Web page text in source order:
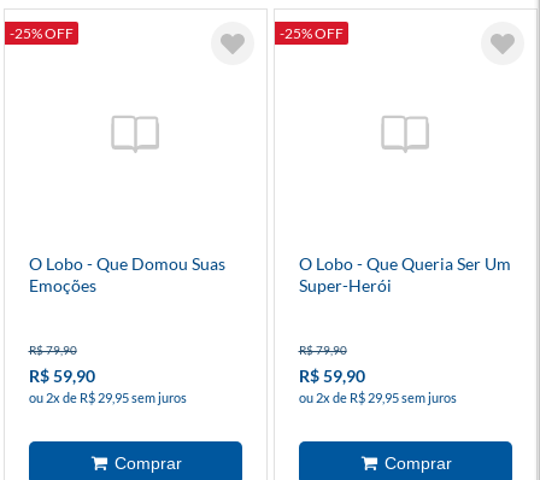
-25% OFF
O Lobo - Que Domou Suas
Emoções
R$ 79,90
R$ 59,90
ou 2x de R$ 29,95 sem juros
-25% OFF
O Lobo - Que Queria Ser Um
Super-Herói
R$ 79,90
R$ 59,90
ou 2x de R$ 29,95 sem juros